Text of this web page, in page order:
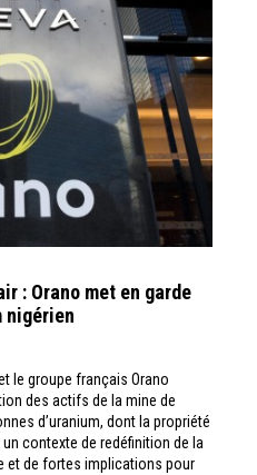
: Orano met en garde
nigérien
le groupe français Orano
des actifs de la mine de
d’uranium, dont la propriété
contexte de redéfinition de la
et de fortes implications pour